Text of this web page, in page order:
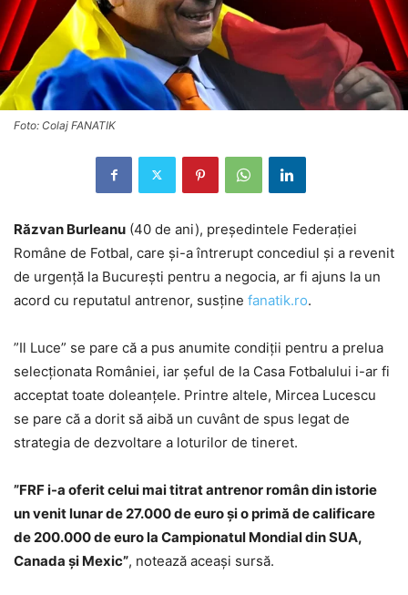
Foto: Colaj FANATIK
Răzvan Burleanu (40 de ani), președintele Federației
Române de Fotbal, care și-a întrerupt concediul și a revenit
de urgență la București pentru a negocia, ar fi ajuns la un
acord cu reputatul antrenor, susține fanatik.ro.
”Il Luce” se pare că a pus anumite condiții pentru a prelua
selecționata României, iar șeful de la Casa Fotbalului i-ar fi
acceptat toate doleanțele. Printre altele, Mircea Lucescu
se pare că a dorit să aibă un cuvânt de spus legat de
strategia de dezvoltare a loturilor de tineret.
”FRF i-a oferit celui mai titrat antrenor român din istorie
un venit lunar de 27.000 de euro și o primă de calificare
de 200.000 de euro la Campionatul Mondial din SUA,
Canada și Mexic”, notează aceași sursă.